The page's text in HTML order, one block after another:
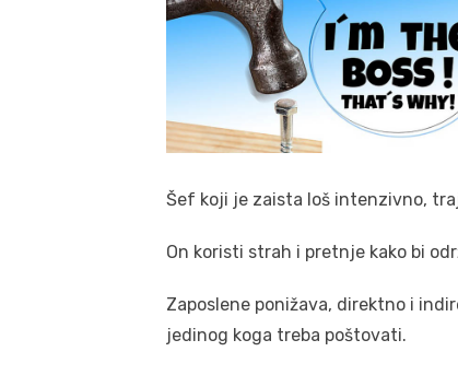
Šef koji je zaista loš intenzivno,
On koristi strah i pretnje kako bi
Zaposlene ponižava, direktno i
jedinog koga treba poštovati.